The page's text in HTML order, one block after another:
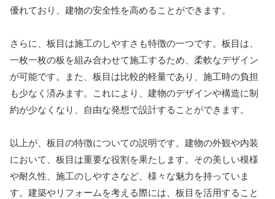
優れており、建物の安全性を高めることができます。
さらに、板目は施工のしやすさも特徴の一つです。板目は、
一枚一枚の板を組み合わせて施工するため、柔軟なデザイン
が可能です。また、板目は比較的軽量であり、施工時の負担
も少なく済みます。これにより、建物のデザインや構造に制
約が少なくなり、自由な発想で設計することができます。
以上が、板目の特徴についての説明です。建物の外観や内装
において、板目は重要な役割を果たします。その美しい模様
や耐久性、施工のしやすさなど、様々な魅力を持っていま
す。建築やリフォームを考える際には、板目を活用すること